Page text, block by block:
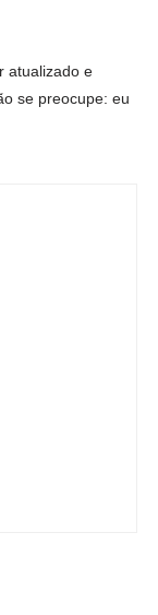
atualizado e
se preocupe: eu